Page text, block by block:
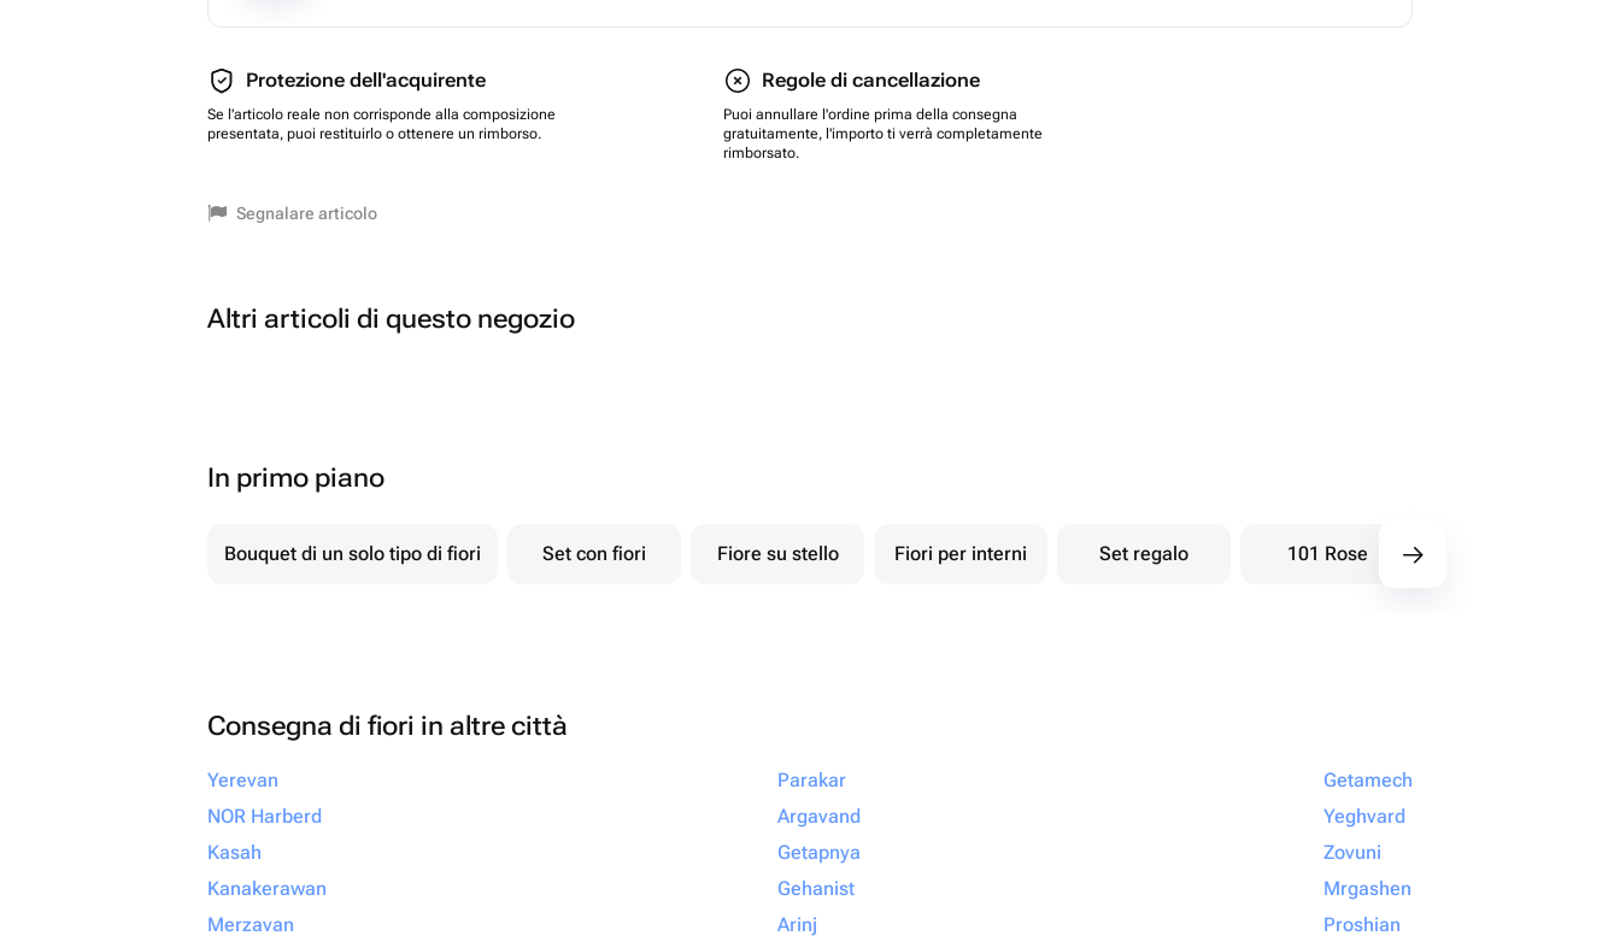
Protezione dell'acquirente
Se l'articolo reale non corrisponde alla composizione
presentata, puoi restituirlo o ottenere un rimborso.
Regole di cancellazione
Puoi annullare l'ordine prima della consegna
gratuitamente, l'importo ti verrà completamente
rimborsato.
Segnalare articolo
Altri articoli di questo negozio
In primo piano
Bouquet di un solo tipo di fiori Set con fiori Fiore su stello Fiori per interni Set regalo 101 Rose
Consegna di fiori in altre città
Yerevan
NOR Harberd
Kasah
Kanakerawan
Merzavan
Parakar
Argavand
Getapnya
Gehanist
Arinj
Getamech
Yeghvard
Zovuni
Mrgashen
Proshian